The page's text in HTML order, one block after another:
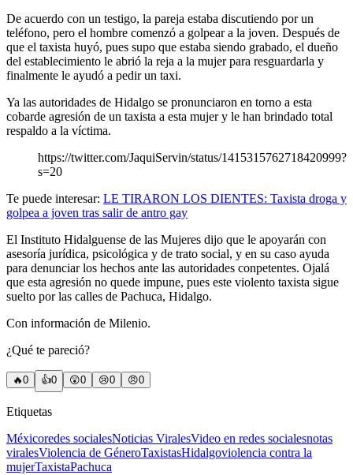
De acuerdo con un testigo, la pareja estaba discutiendo por un
teléfono, pero el hombre comenzó a golpear a la joven. Después de
que el taxista huyó, pues supo que estaba siendo grabado, el dueño
del establecimiento le abrió la reja a la mujer para resguardarla y
finalmente le ayudó a pedir un taxi.
Ya las autoridades de Hidalgo se pronunciaron en torno a esta
cobarde agresión de un taxista a esta mujer y le han brindado total
respaldo a la víctima.
https://twitter.com/JaquiServin/status/1415315762718420999?
s=20
Te puede interesar: LE TIRARON LOS DIENTES: Taxista droga y
golpea a joven tras salir de antro gay
El Instituto Hidalguense de las Mujeres dijo que le apoyarán con
asesoría jurídica, psicológica y de trato social, y en su caso ayuda
para denunciar los hechos ante las autoridades conpetentes. Ojalá
que esta agresión no quede impune, pues este violento taxista sigue
suelto por las calles de Pachuca, Hidalgo.
Con información de Milenio.
¿Qué te pareció?
🔥0 👍0 😲0 😢0 😠0
Etiquetas
Méxicoredes socialesNoticias ViralesVideo en redes socialesnotas
viralesViolencia de GéneroTaxistasHidalgoviolencia contra la
mujerTaxistaPachuca